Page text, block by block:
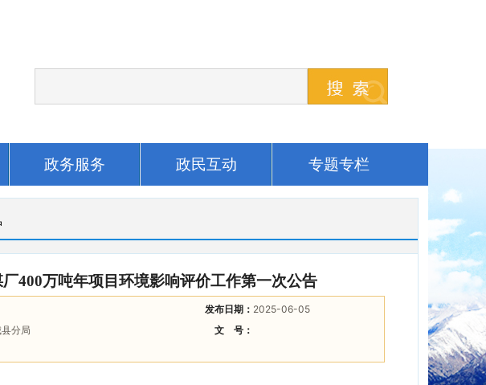
政务服务 政民互动 专题专栏
400万吨年项目环境影响评价工作第一次公告
发布日期： 2025-06-05
分局
文 号：